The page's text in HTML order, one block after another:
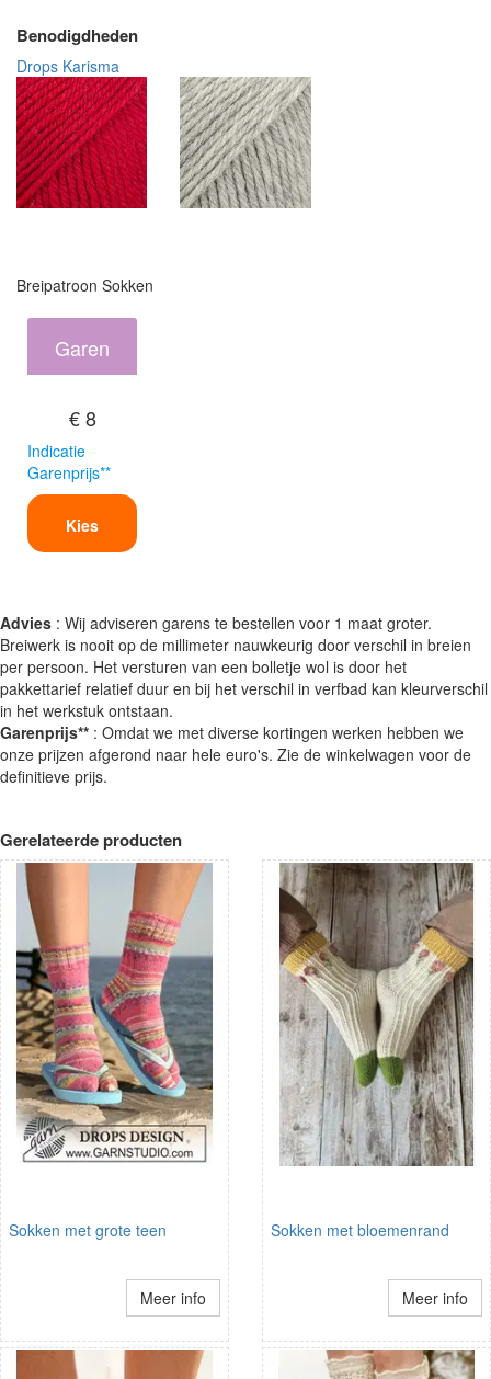
Benodigdheden
Drops Karisma
Breipatroon Sokken
Garen
€ 8
Indicatie
Garenprijs**
Kies
Advies : Wij adviseren garens te bestellen voor 1 maat groter.
Breiwerk is nooit op de millimeter nauwkeurig door verschil in breien
per persoon. Het versturen van een bolletje wol is door het
pakkettarief relatief duur en bij het verschil in verfbad kan kleurverschil
in het werkstuk ontstaan.
Garenprijs** : Omdat we met diverse kortingen werken hebben we
onze prijzen afgerond naar hele euro's. Zie de winkelwagen voor de
definitieve prijs.
Gerelateerde producten
Sokken met grote teen
Meer info
Sokken met bloemenrand
Meer info